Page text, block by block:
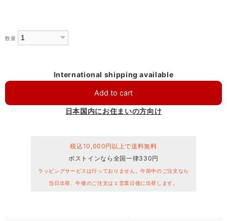
数量
International shipping available
Add to cart
日本国内にお住まいの方向け
税込10,000円以上で送料無料
ポストインなら全国一律330円
ラッピングサービスは行っておりません。午前中のご注文なら
当日出荷、午後のご注文は１営業日後に出荷します。